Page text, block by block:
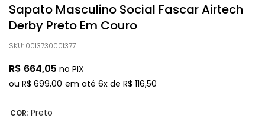
Sapato Masculino Social Fascar Airtech
Derby Preto Em Couro
SKU: 0013730001377
R$ 664,05 no PIX
ou R$ 699,00 em até 6x de R$ 116,50
COR: Preto